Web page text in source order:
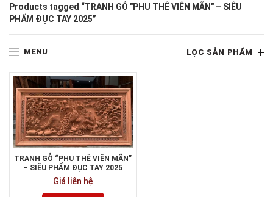
Products tagged “TRANH GỖ "PHU THÊ VIÊN MÃN" – SIÊU
PHẨM ĐỤC TAY 2025”
MENU LỌC SẢN PHẨM
TRANH GỖ “PHU THÊ VIÊN MÃN”
– SIÊU PHẨM ĐỤC TAY 2025
Giá liên hệ